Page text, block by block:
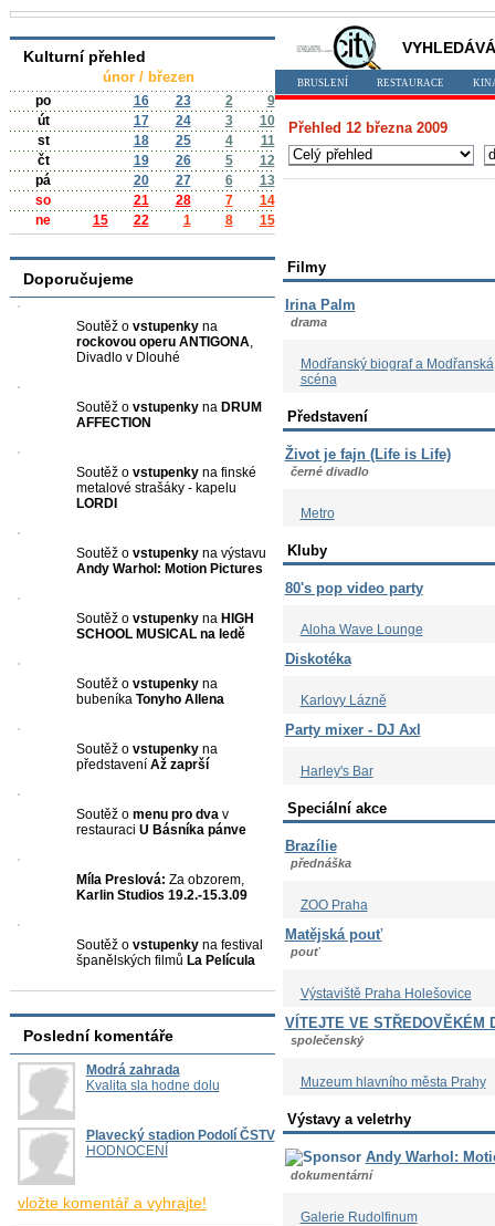
BRUSLENÍ RESTAURACE
Přehled 12 března 2009
Filmy
Irina Palm
drama
Modřanský biograf a Modřanská
scéna
Představení
Život je fajn (Life is Life)
černé divadlo
Metro
Kluby
80's pop video party
Aloha Wave Lounge
Diskotéka
Karlovy Lázně
Party mixer - DJ Axl
Harley's Bar
Speciální akce
Brazílie
přednáška
ZOO Praha
Matějská pouť
pouť
Výstaviště Praha Holešovice
VÍTEJTE VE STŘEDOVĚKÉM
společenský
Muzeum hlavního města Prahy
Výstavy a veletrhy
Andy Warhol:
dokumentární
Galerie Rudolfinum
Kulturní přehled
únor / březen
po
16 23 2
9
út
17 24 3
10
st
18 25 4
11
čt
19 26 5
12
pá
20 27 6
13
so
21 28 7
14
ne
15 22 1 8 15
Doporučujeme
Soutěž o vstupenkyna
rockovou operu ANTIGONA,
Divadlo v Dlouhé
Soutěž o vstupenkyna DRUM
AFFECTION
Soutěž o vstupenkyna finské
metalové strašáky - kapelu
LORDI
Soutěž o vstupenkyna výstavu
Andy Warhol: Motion Pictures
Soutěž o vstupenkyna HIGH
SCHOOL MUSICAL na ledě
Soutěž o vstupenkyna
bubeníka Tonyho Allena
Soutěž o vstupenkyna
představení Až zaprší
Soutěž o menu pro dvav
restauraci U Básníka pánve
Míla Preslová: Za obzorem,
Karlin Studios 19.2.-15.3.09
Soutěž o vstupenkyna festival
španělských filmů La Película
Poslední komentáře
Modrá zahrada
Kvalita sla hodne dolu
Plavecký stadion Podolí ČSTV
HODNOCENÍ
vložte komentář a vyhrajte!